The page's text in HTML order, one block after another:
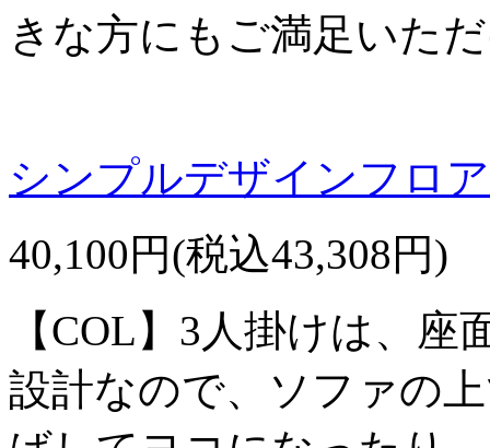
きな方にもご満足いた
シンプルデザインフロ
40,100円(税込43,308円)
【COL】3人掛けは、座
設計なので、ソファの